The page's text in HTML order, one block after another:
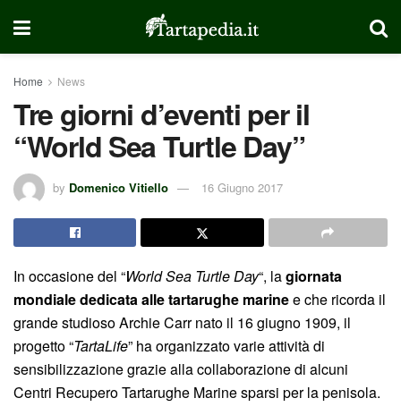
Home News
Tre giorni d’eventi per il
“World Sea Turtle Day”
by Domenico Vitiello 16 Giugno 2017
In occasione del “World Sea Turtle Day“, lagiornata
mondiale dedicata alle tartarughe marinee che ricorda il
grande studioso Archie Carr nato il 16 giugno 1909, il
progetto “TartaLife” ha organizzato varie attività di
sensibilizzazione grazie alla collaborazione di alcuni
Centri Recupero Tartarughe Marine sparsi per la penisola.